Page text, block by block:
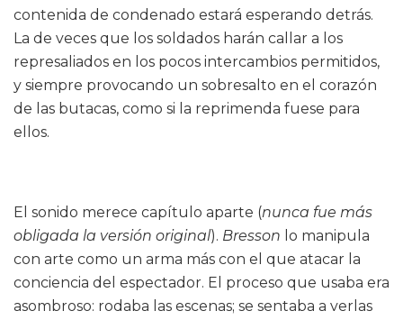
contenida de condenado estará esperando detrás.
La de veces que los soldados harán callar a los
represaliados en los pocos intercambios permitidos,
y siempre provocando un sobresalto en el corazón
de las butacas, como si la reprimenda fuese para
ellos.
El sonido merece capítulo aparte (nunca fue más
obligada la versión original). Bresson lo manipula
con arte como un arma más con el que atacar la
conciencia del espectador. El proceso que usaba era
asombroso: rodaba las escenas; se sentaba a verlas